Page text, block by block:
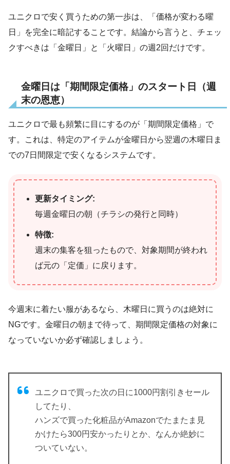
ユニクロで安く買うための第一歩は、「価格が変わる曜
日」を完全に暗記することです。結論から言うと、チェッ
クすべきは「金曜日」と「火曜日」の週2回だけです。
金曜日は「期間限定価格」のスタート日（週
末の恩恵）
ユニクロで最も頻繁に目にするのが「期間限定価格」で
す。これは、特定のアイテムが金曜日から翌週の木曜日ま
での7日間限定で安くなるシステムです。
更新タイミング:
毎週金曜日の朝（チラシの発行と同時）
特徴:
週末の集客を狙ったもので、対象期間が終われ
ば元の「定価」に戻ります。
今週末に着たい服があるなら、木曜日に買うのは絶対に
NGです。金曜日の朝まで待って、期間限定価格の対象に
なっていないか必ず確認しましょう。
ユニクロで買った次の日に1000円割引きセール
してたり、
ハンズで買った化粧品がAmazonでたまたま見
かけたら300円安かったりとか、なんか絶妙に
ついていない。